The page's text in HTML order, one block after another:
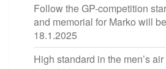
Follow the GP-competition
and memorial for Marko will
18.1.2025
High standard in the men’s